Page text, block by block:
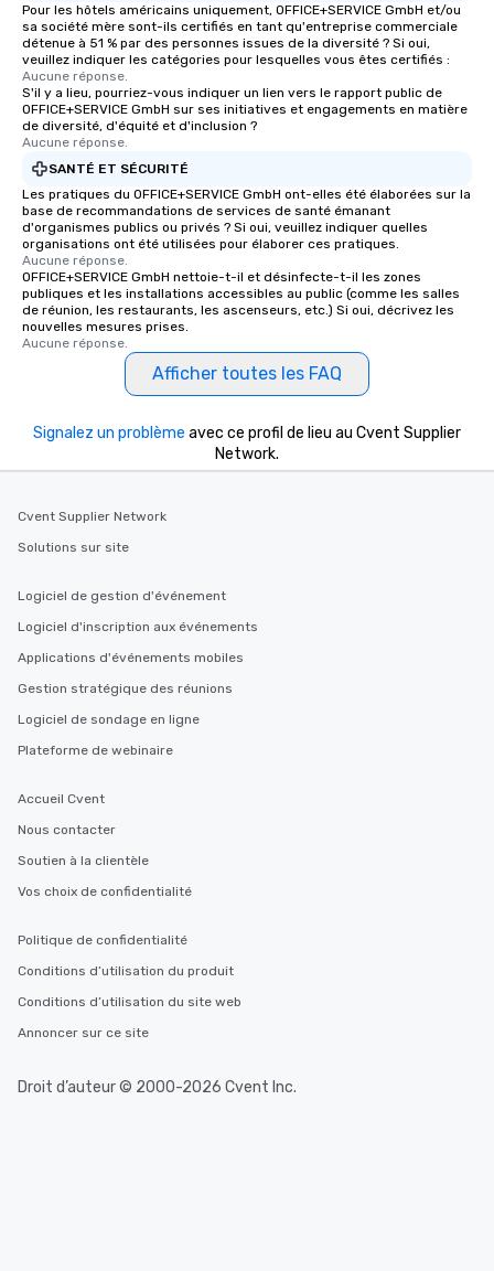
Pour les hôtels américains uniquement, OFFICE+SERVICE GmbH et/ou
sa société mère sont-ils certifiés en tant qu'entreprise commerciale
détenue à 51 % par des personnes issues de la diversité ? Si oui,
veuillez indiquer les catégories pour lesquelles vous êtes certifiés :
Aucune réponse.
S'il y a lieu, pourriez-vous indiquer un lien vers le rapport public de
OFFICE+SERVICE GmbH sur ses initiatives et engagements en matière
de diversité, d'équité et d'inclusion ?
Aucune réponse.
SANTÉ ET SÉCURITÉ
Les pratiques du OFFICE+SERVICE GmbH ont-elles été élaborées sur la
base de recommandations de services de santé émanant
d'organismes publics ou privés ? Si oui, veuillez indiquer quelles
organisations ont été utilisées pour élaborer ces pratiques.
Aucune réponse.
OFFICE+SERVICE GmbH nettoie-t-il et désinfecte-t-il les zones
publiques et les installations accessibles au public (comme les salles
de réunion, les restaurants, les ascenseurs, etc.) Si oui, décrivez les
nouvelles mesures prises.
Aucune réponse.
Afficher toutes les FAQ
Signalez un problème avec ce profil de lieu au Cvent Supplier
Network.
Cvent Supplier Network
Solutions sur site
Logiciel de gestion d'événement
Logiciel d'inscription aux événements
Applications d'événements mobiles
Gestion stratégique des réunions
Logiciel de sondage en ligne
Plateforme de webinaire
Accueil Cvent
Nous contacter
Soutien à la clientèle
Vos choix de confidentialité
Politique de confidentialité
Conditions d’utilisation du produit
Conditions d’utilisation du site web
Annoncer sur ce site
Droit d’auteur © 2000-2026 Cvent Inc.